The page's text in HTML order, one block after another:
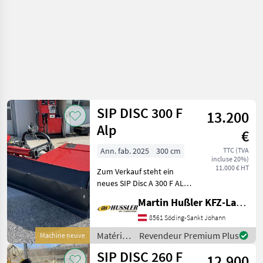
Machine neuve
SIP DISC 300 F
Alp
13.200
€
TTC (TVA
incluse 20%)
11.000 € HT
Ann. fab. 2025
300 cm
Zum Verkauf steht ein
neues SIP Disc A 300 F ALP •
Entlastungsfedern • 7
Mähscheiben • 12 Messer •
Gewicht: 495 kg • 3-Punkt
Anbaubock Kat. I un
Martin Hußler KFZ-Landtechnik
8561 Söding-Sankt Johann
Matériels
de
fenaison
Revendeur Premium Plus
SIP DISC 260 F